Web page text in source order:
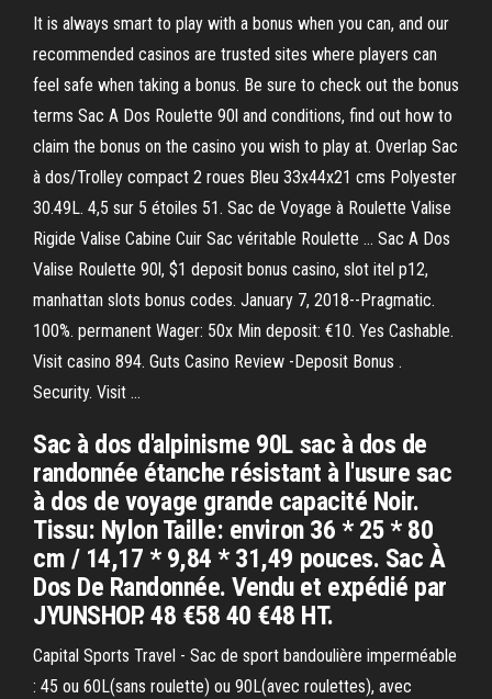
It is always smart to play with a bonus when you can, and our
recommended casinos are trusted sites where players can
feel safe when taking a bonus. Be sure to check out the bonus
terms Sac A Dos Roulette 90l and conditions, find out how to
claim the bonus on the casino you wish to play at. Overlap Sac
à dos/Trolley compact 2 roues Bleu 33x44x21 cms Polyester
30.49L. 4,5 sur 5 étoiles 51. Sac de Voyage à Roulette Valise
Rigide Valise Cabine Cuir Sac véritable Roulette … Sac A Dos
Valise Roulette 90l, $1 deposit bonus casino, slot itel p12,
manhattan slots bonus codes. January 7, 2018--Pragmatic.
100%. permanent Wager: 50x Min deposit: €10. Yes Cashable.
Visit casino 894. Guts Casino Review -Deposit Bonus .
Security. Visit …
Sac à dos d'alpinisme 90L sac à dos de
randonnée étanche résistant à l'usure sac
à dos de voyage grande capacité Noir.
Tissu: Nylon Taille: environ 36 * 25 * 80
cm / 14,17 * 9,84 * 31,49 pouces. Sac À
Dos De Randonnée. Vendu et expédié par
JYUNSHOP. 48 €58 40 €48 HT.
Capital Sports Travel - Sac de sport bandoulière imperméable
: 45 ou 60L(sans roulette) ou 90L(avec roulettes), avec